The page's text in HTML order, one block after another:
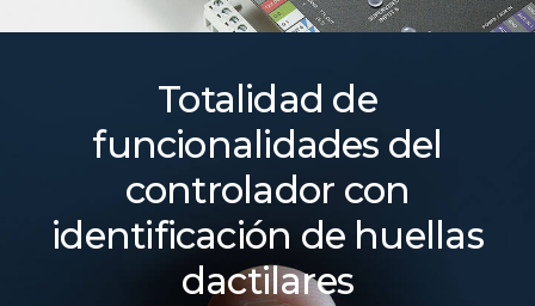
Totalidad de
funcionalidades del
controlador con
identificación de huellas
dactilares